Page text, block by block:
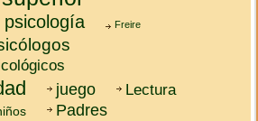
psicología Freire
juego Lectura
Padres